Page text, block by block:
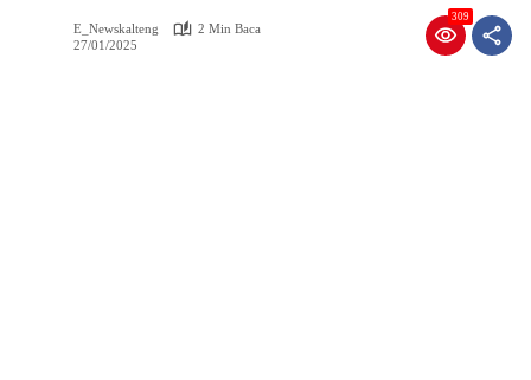
E_Newskalteng
2 Min Baca
27/01/2025
309